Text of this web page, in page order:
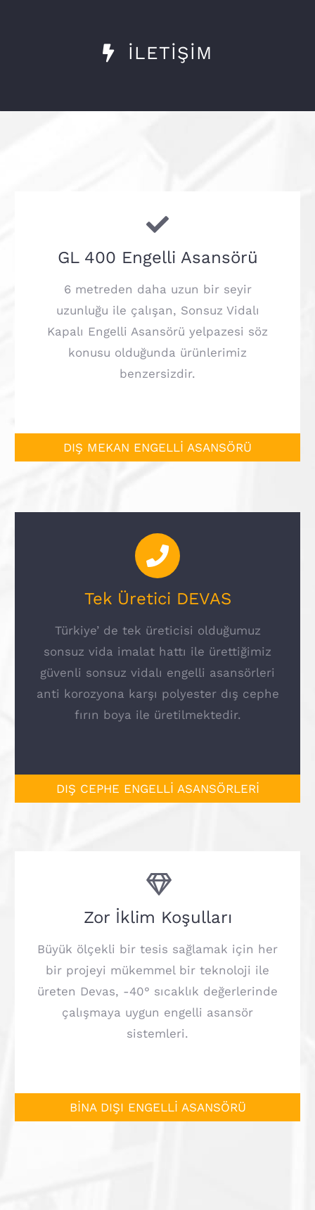
İLETİŞİM
GL 400 Engelli Asansörü
6 metreden daha uzun bir seyir
uzunluğu ile çalışan, Sonsuz Vidalı
Kapalı Engelli Asansörü yelpazesi söz
konusu olduğunda ürünlerimiz
benzersizdir.
DIŞ MEKAN ENGELLİ ASANSÖRÜ
Tek Üretici DEVAS
Türkiye’ de tek üreticisi olduğumuz
sonsuz vida imalat hattı ile ürettiğimiz
güvenli sonsuz vidalı engelli asansörleri
anti korozyona karşı polyester dış cephe
fırın boya ile üretilmektedir.
DIŞ CEPHE ENGELLİ ASANSÖRLERİ
Zor İklim Koşulları
Büyük ölçekli bir tesis sağlamak için her
bir projeyi mükemmel bir teknoloji ile
üreten Devas, -40° sıcaklık değerlerinde
çalışmaya uygun engelli asansör
sistemleri.
BİNA DIŞI ENGELLİ ASANSÖRÜ